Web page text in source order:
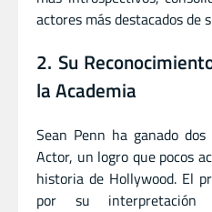
actores más destacados de
2. Su
la Academia
Sean Penn ha ganado
Actor, un logro que pocos
historia de Hollywood. El
por su